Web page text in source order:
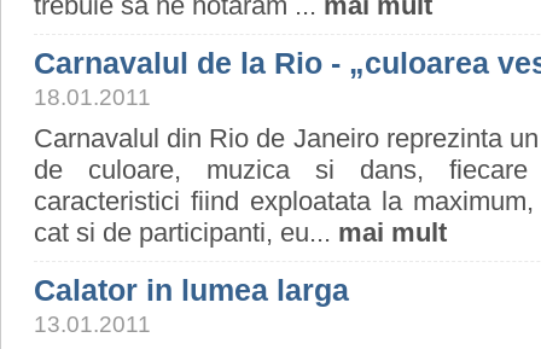
Carnavalul de la Rio - „culoarea
18.01.2011
Carnavalul din Rio de Janeiro reprezinta
de culoare, muzica si dans,
caracteristici fiind exploatata la
cat si de participanti, eu... mai mult
Calator in lumea larga
13.01.2011